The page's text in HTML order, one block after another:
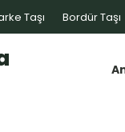
Taşı Bordür Taşı